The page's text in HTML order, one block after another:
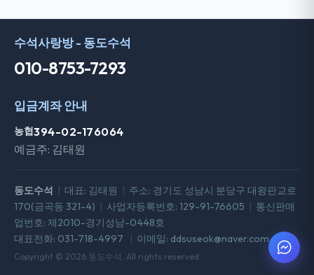
수석사랑방 - 동도수석
010-8753-7293
입금계좌 안내
농협394-02-176064
예금주: 김태원
동도수석 | 대표: 김태원 | 주소: 경기도 성남시 분당구 대왕판교로
170(금곡동 321-4) | 사업자등록번호: 129-91-76605 | 통신판매
업번호: 제2010-경기성남-0448호
대표전화: 031-718-4997
| 이메일: ddsuseok@naver.com
Copyright © 2026 동도수석. All rights reserved.